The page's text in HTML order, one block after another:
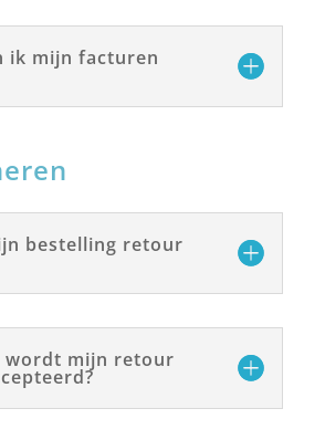
ik mijn facturen
bestelling retour
wordt mijn retour